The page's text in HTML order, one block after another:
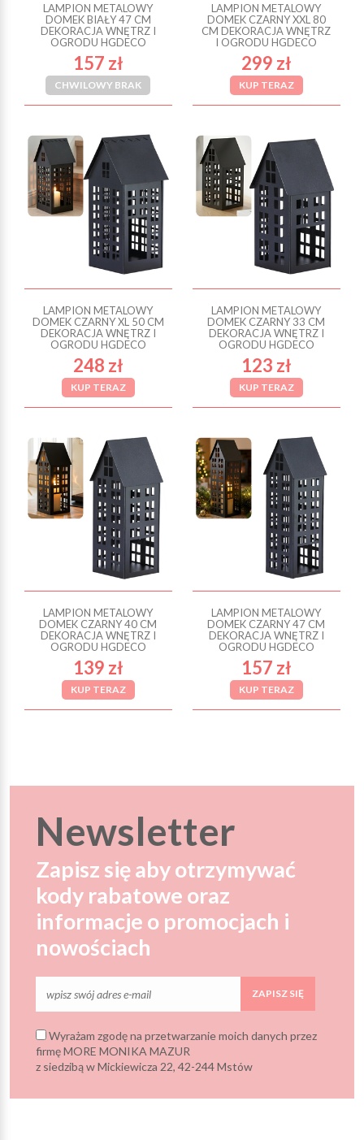
LAMPION METALOWY
DOMEK BIAŁY 47 CM
DEKORACJA WNĘTRZ I
OGRODU HGDECO
157 zł
CHWILOWY BRAK
LAMPION METALOWY
DOMEK CZARNY XXL 80
CM DEKORACJA WNĘTRZ
I OGRODU HGDECO
299 zł
KUP TERAZ
LAMPION METALOWY
DOMEK CZARNY XL 50 CM
DEKORACJA WNĘTRZ I
OGRODU HGDECO
248 zł
KUP TERAZ
LAMPION METALOWY
DOMEK CZARNY 33 CM
DEKORACJA WNĘTRZ I
OGRODU HGDECO
123 zł
KUP TERAZ
LAMPION METALOWY
DOMEK CZARNY 40 CM
DEKORACJA WNĘTRZ I
OGRODU HGDECO
139 zł
KUP TERAZ
LAMPION METALOWY
DOMEK CZARNY 47 CM
DEKORACJA WNĘTRZ I
OGRODU HGDECO
157 zł
KUP TERAZ
Newsletter
Zapisz się aby otrzymywać
kody rabatowe oraz
informacje o promocjach i
nowościach
ZAPISZ SIĘ
Wyrażam zgodę na przetwarzanie moich danych przez
firmę MORE MONIKA MAZUR
z siedzibą w Mickiewicza 22, 42-244 Mstów